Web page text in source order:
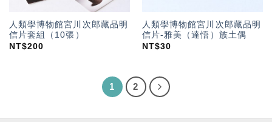
人類學博物館宮川次郎藏品明
信片套組（10張）
NT$200
人類學博物館宮川次郎藏品明
信片-雅美（達悟）族土偶
NT$30
1 2